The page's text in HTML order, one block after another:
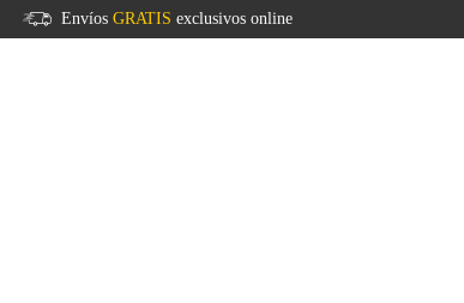
Envíos GRATIS exclusivos online